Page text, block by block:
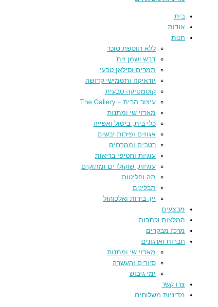
בית
אודות
חנות
ללא תוספת סוכר
דבש ושמן זית
תמרים וסילאן טבעי
יודאיקה ותשמישי קדושה
קוסמטיקה טבעית
עיצוב הבית – The Gallery
מארזי שי ומתנות
כלי בית, בישול ואפייה
אגוזים ופירות יבשים
רטבים וממרחים
עוגיות וחטיפי בריאות
עוגיות, שוקולדים ומתוקים
תה וחליטות
תבלינים
יין, בירות ואלכוהול
מבצעים
המלצות וכתבות
מרכז מבקרים
חברות וארגונים
מארזי שי ומתנות
סיורים והעשרה
ימי גיבוש
צרו קשר
מדיניות משלוחים